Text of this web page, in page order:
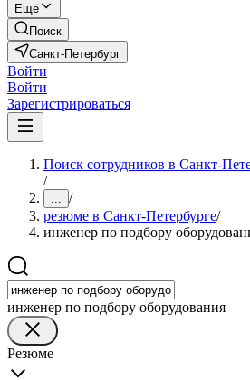
Ещё
Поиск
Санкт-Петербург
Войти
Войти
Зарегистрироваться
Поиск сотрудников в Санкт-
/
... /
резюме в Санкт-Петербурге/
инженер по подбору
инженер по подбору оборудования
Резюме